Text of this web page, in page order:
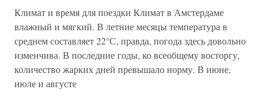
Климат и время для поездки Климат в Амстердаме
влажный и мягкий. В летние месяцы температура в
среднем составляет 22°С, правда, погода здесь довольно
изменчива. В последние годы, ко всеобщему восторгу,
количество жарких дней превышало норму. В июне,
июле и августе